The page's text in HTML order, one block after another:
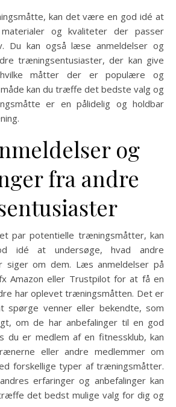
kan det være en god idé at
og kvaliteter der passer
Du kan også læse anmeldelser og
træningsentusiaster, der kan give
måtter der er populære og
måde kan du træffe det bedste valg og
er en pålidelig og holdbar
og
fra andre
par potentielle træningsmåtter, kan
idé at undersøge, hvad andre
siger om dem. Læs anmeldelser på
Amazon eller Trustpilot for at få en
har oplevet træningsmåtten. Det er
spørge venner eller bekendte, som
om de har anbefalinger til en god
du er medlem af en fitnessklub, kan
eller andre medlemmer om
forskellige typer af træningsmåtter.
erfaringer og anbefalinger kan
det bedst mulige valg for dig og